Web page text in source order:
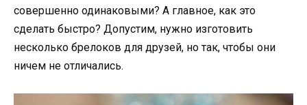
совершенно одинаковыми? А главное, как это
сделать быстро? Допустим, нужно изготовить
несколько брелоков для друзей, но так, чтобы они
ничем не отличались.